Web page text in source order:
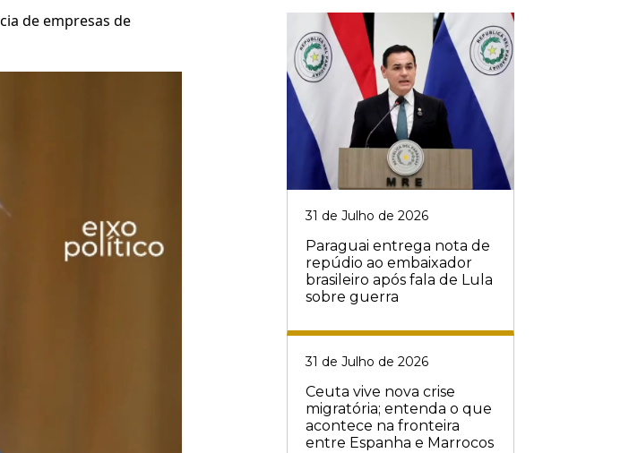
de empresas de
31 de Julho de 2026
Paraguai entrega nota de
repúdio ao embaixador
brasileiro após fala de Lula
sobre guerra
31 de Julho de 2026
Ceuta vive nova crise
migratória; entenda o que
acontece na fronteira
entre Espanha e Marrocos